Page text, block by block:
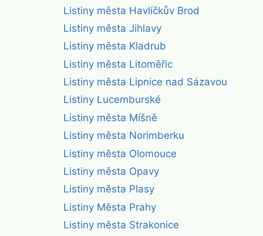
Listiny města Havlíčkův Brod
Listiny města Jihlavy
Listiny města Kladrub
Listiny města Litoměřic
Listiny města Lipnice nad Sázavou
Listiny Lucemburské
Listiny města Míšně
Listiny města Norimberku
Listiny města Olomouce
Listiny města Opavy
Listiny města Plasy
Listiny Města Prahy
Listiny města Strakonice